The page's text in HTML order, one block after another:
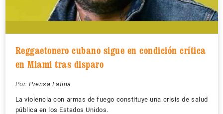
Reggaetonero cubano sigue en condición crítica
en Miami tras disparo
Por: Prensa Latina
La violencia con armas de fuego constituye una crisis de salud
pública en los Estados Unidos.